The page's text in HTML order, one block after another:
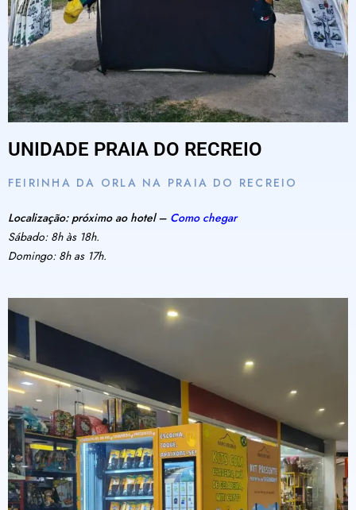
UNIDADE PRAIA DO RECREIO
FEIRINHA DA ORLA NA PRAIA DO RECREIO
Localização: próximo ao hotel – Como chegar
Sábado: 8h às 18h.
Domingo: 8h as 17h.